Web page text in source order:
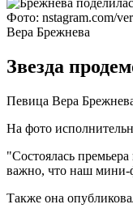
Фото: nstagram.com/
Вера Брежнева
Звезда
Певица Вера
На фото
"Состоялась
важно, что наш мини-
Также она